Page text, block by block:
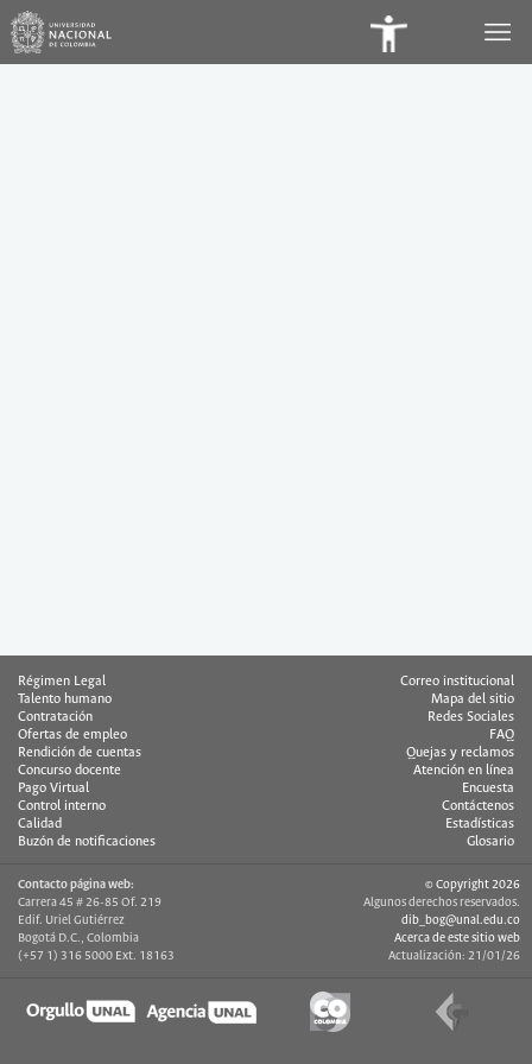
Régimen Legal
Talento humano
Contratación
Ofertas de empleo
Rendición de cuentas
Concurso docente
Pago Virtual
Control interno
Calidad
Buzón de notificaciones
Correo institucional
Mapa del sitio
Redes Sociales
FAQ
Quejas y reclamos
Atención en línea
Encuesta
Contáctenos
Estadísticas
Glosario
Contacto página web:
Carrera 45 # 26-85 Of. 219
Edif. Uriel Gutiérrez
Bogotá D.C., Colombia
(+57 1) 316 5000 Ext. 18163
© Copyright 2026
Algunos derechos reservados.
dib_bog@unal.edu.co
Acerca de este sitio web
Actualización: 21/01/26